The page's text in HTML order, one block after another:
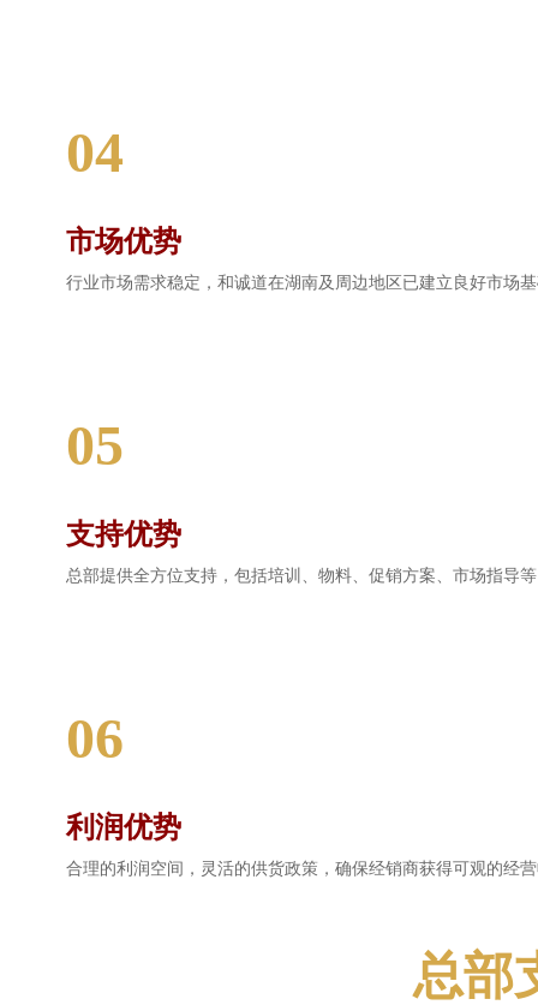
04
市场优势
行业市场需求稳定，和诚道在湖南及周边地区已建立良好市场
05
支持优势
总部提供全方位支持，包括培训、物料、促销方案、市场指导
06
利润优势
合理的利润空间，灵活的供货政策，确保经销商获得可观的经
总部